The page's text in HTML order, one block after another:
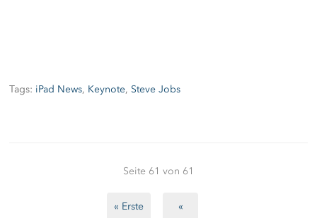
Tags: iPad News, Keynote, Steve Jobs
Seite 61 von 61
« Erste «